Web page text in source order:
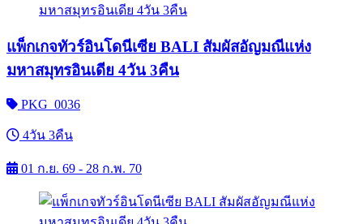
แพ็กเกจทัวร์อินโดนีเซีย BALI สัมผัสอัญมณีแห่ง
มหาสมุทรอินเดีย 4วัน 3คืน
PKG_0036
4วัน 3คืน
01 ก.ย. 69 - 28 ก.พ. 70